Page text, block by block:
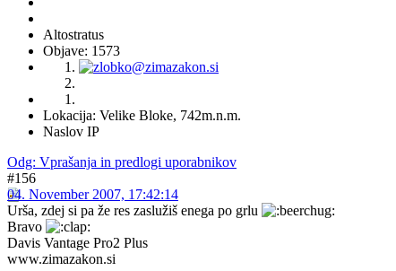
Altostratus
Objave: 1573
Lokacija: Velike Bloke, 742m.n.m.
Naslov IP
Odg: Vprašanja in predlogi uporabnikov
#156
04. November 2007, 17:42:14
Urša, zdej si pa že res zaslužiš enega po grlu
Bravo
Davis Vantage Pro2 Plus
www.zimazakon.si